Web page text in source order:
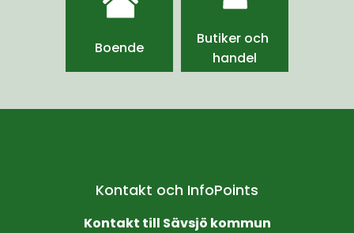
Boende
Butiker och
handel
Kontakt och InfoPoints
Kontakt till Sävsjö kommun